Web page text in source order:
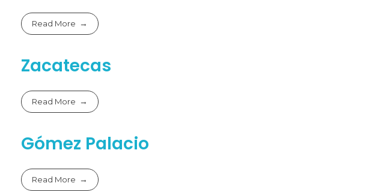
Read More
Zacatecas
Read More
Gómez Palacio
Read More